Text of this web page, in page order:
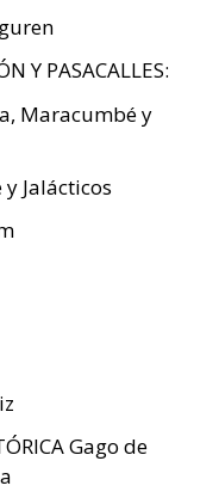
Y PASACALLES:
Maracumbé y
Jalácticos
Gago de